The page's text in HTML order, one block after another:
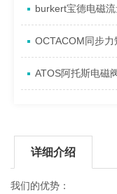
burkert宝德电磁
OCTACOM同步
ATOS阿托斯电磁
详细介绍
我们的优势：